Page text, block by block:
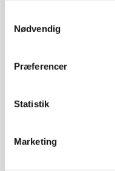
Nødvendig
Præferencer
Statistik
Marketing